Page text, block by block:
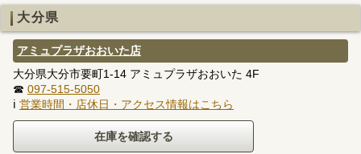
大分県
アミュプラザおおいた店
大分県大分市要町1-14 アミュプラザおおいた 4F
☎ 097-515-5050
ℹ 営業時間・店休日・アクセス情報はこちら